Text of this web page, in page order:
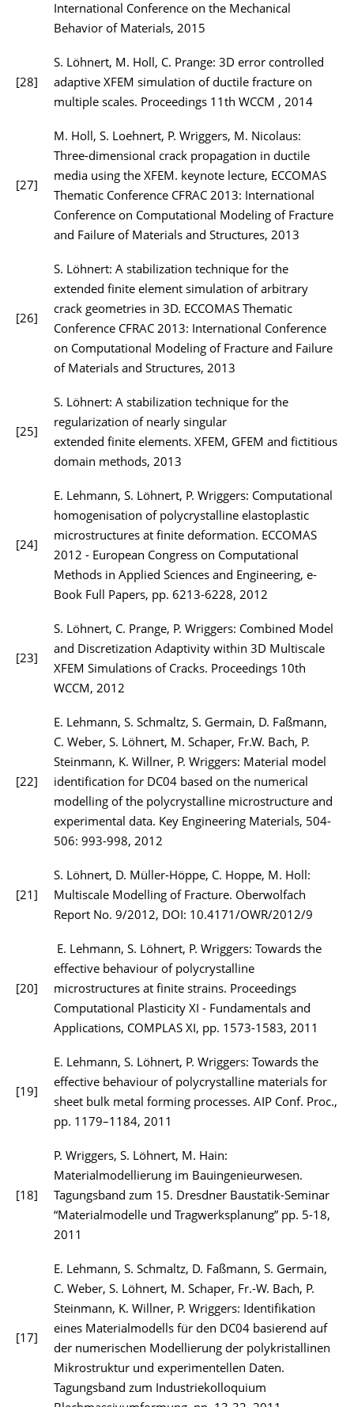
International Conference on the Mechanical
Behavior of Materials, 2015
[28]
S. Löhnert, M. Holl, C. Prange: 3D error controlled
adaptive XFEM simulation of ductile fracture on
multiple scales. Proceedings 11th WCCM , 2014
[27]
M. Holl, S. Loehnert, P. Wriggers, M. Nicolaus:
Three-dimensional crack propagation in ductile
media using the XFEM. keynote lecture, ECCOMAS
Thematic Conference CFRAC 2013: International
Conference on Computational Modeling of Fracture
and Failure of Materials and Structures, 2013
[26]
S. Löhnert: A stabilization technique for the
extended finite element simulation of arbitrary
crack geometries in 3D. ECCOMAS Thematic
Conference CFRAC 2013: International Conference
on Computational Modeling of Fracture and Failure
of Materials and Structures, 2013
[25]
S. Löhnert: A stabilization technique for the
regularization of nearly singular
extended finite elements. XFEM, GFEM and fictitious
domain methods, 2013
[24]
E. Lehmann, S. Löhnert, P. Wriggers: Computational
homogenisation of polycrystalline elastoplastic
microstructures at finite deformation. ECCOMAS
2012 - European Congress on Computational
Methods in Applied Sciences and Engineering, e-
Book Full Papers, pp. 6213-6228, 2012
[23]
S. Löhnert, C. Prange, P. Wriggers: Combined Model
and Discretization Adaptivity within 3D Multiscale
XFEM Simulations of Cracks. Proceedings 10th
WCCM, 2012
[22]
E. Lehmann, S. Schmaltz, S. Germain, D. Faßmann,
C. Weber, S. Löhnert, M. Schaper, Fr.W. Bach, P.
Steinmann, K. Willner, P. Wriggers: Material model
identification for DC04 based on the numerical
modelling of the polycrystalline microstructure and
experimental data. Key Engineering Materials, 504-
506: 993-998, 2012
[21]
S. Löhnert, D. Müller-Höppe, C. Hoppe, M. Holl:
Multiscale Modelling of Fracture. Oberwolfach
Report No. 9/2012, DOI: 10.4171/OWR/2012/9
[20]
E. Lehmann, S. Löhnert, P. Wriggers: Towards the
effective behaviour of polycrystalline
microstructures at finite strains. Proceedings
Computational Plasticity XI - Fundamentals and
Applications, COMPLAS XI, pp. 1573-1583, 2011
[19]
E. Lehmann, S. Löhnert, P. Wriggers: Towards the
effective behaviour of polycrystalline materials for
sheet bulk metal forming processes. AIP Conf. Proc.,
pp. 1179–1184, 2011
[18]
P. Wriggers, S. Löhnert, M. Hain:
Materialmodellierung im Bauingenieurwesen.
Tagungsband zum 15. Dresdner Baustatik-Seminar
“Materialmodelle und Tragwerksplanung” pp. 5-18,
2011
[17]
E. Lehmann, S. Schmaltz, D. Faßmann, S. Germain,
C. Weber, S. Löhnert, M. Schaper, Fr.-W. Bach, P.
Steinmann, K. Willner, P. Wriggers: Identifikation
eines Materialmodells für den DC04 basierend auf
der numerischen Modellierung der polykristallinen
Mikrostruktur und experimentellen Daten.
Tagungsband zum Industriekolloquium